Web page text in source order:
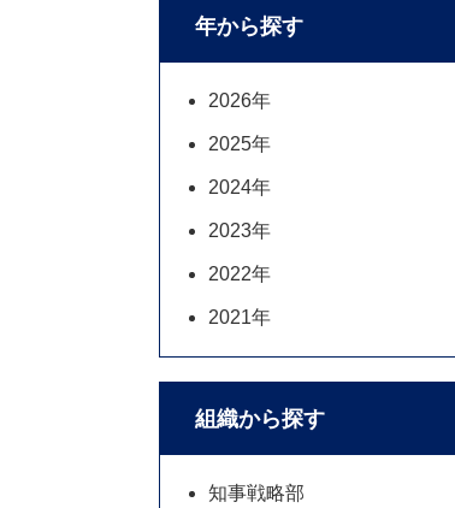
年から探す
2026年
2025年
2024年
2023年
2022年
2021年
組織から探す
知事戦略部